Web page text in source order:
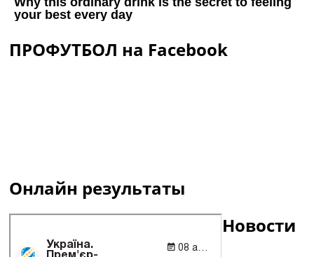
ПРОФУТБОЛ на Facebook
Онлайн результаты
Новости